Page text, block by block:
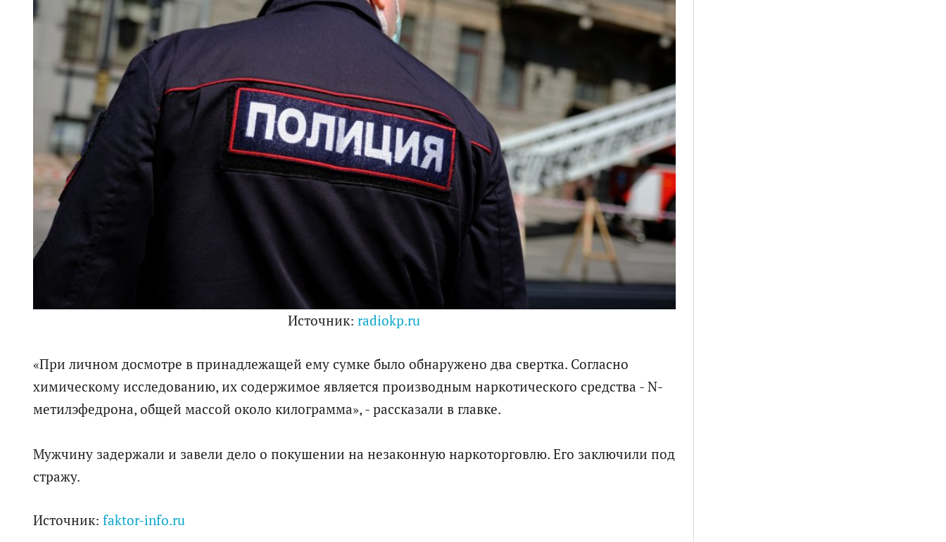
Источник:radiokp.ru
«При личном досмотре в принадлежащей ему сумке было обнаружено два свертка. Согласно
химическому исследованию, их содержимое является производным наркотического средства - N-
метилэфедрона, общей массой около килограмма», - рассказали в главке.
Мужчину задержали и завели дело о покушении на незаконную наркоторговлю. Его заключили под
стражу.
Источник: faktor-info.ru